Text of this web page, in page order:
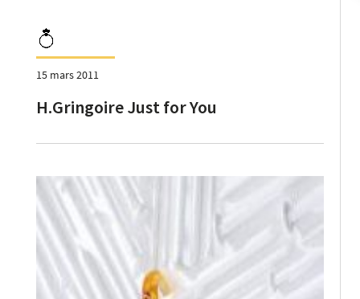
15 mars 2011
H.Gringoire Just for You